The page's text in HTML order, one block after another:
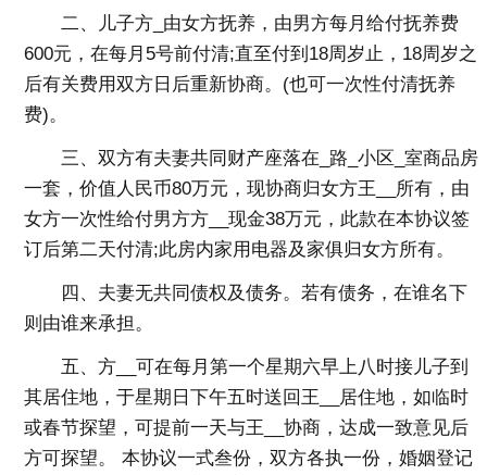
二、儿子方_由女方抚养，由男方每月给付抚养费
600元，在每月5号前付清;直至付到18周岁止，18周岁之
后有关费用双方日后重新协商。(也可一次性付清抚养
费)。
三、双方有夫妻共同财产座落在_路_小区_室商品房
一套，价值人民币80万元，现协商归女方王__所有，由
女方一次性给付男方方__现金38万元，此款在本协议签
订后第二天付清;此房内家用电器及家俱归女方所有。
四、夫妻无共同债权及债务。若有债务，在谁名下
则由谁来承担。
五、方__可在每月第一个星期六早上八时接儿子到
其居住地，于星期日下午五时送回王__居住地，如临时
或春节探望，可提前一天与王__协商，达成一致意见后
方可探望。 本协议一式叁份，双方各执一份，婚姻登记